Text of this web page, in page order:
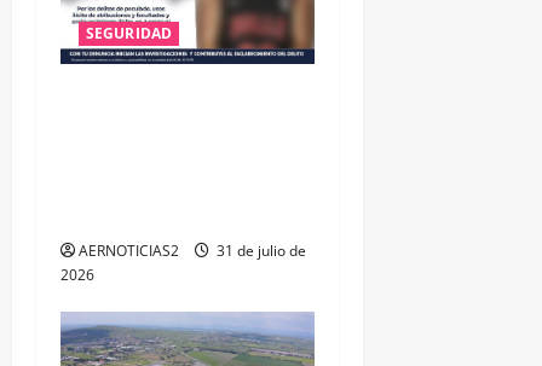
SEGURIDAD
AERNOTICIAS2
31 de julio de
2026